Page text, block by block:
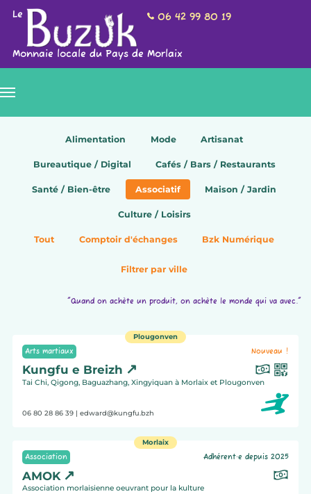
Le 06 42 99 80 19
Monnaie locale du Pays de Morlaix
Alimentation Mode Artisanat
Bureautique / Digital Cafés / Bars / Restaurants
Santé / Bien-être Associatif Maison / Jardin
Culture / Loisirs
Tout Comptoir d'échanges Bzk Numérique
Filtrer par ville
"Quand on achète un produit, on achète le monde qui va avec."
Plougonven
Arts martiaux
Nouveau !
Kungfu e Breizh
Tai Chi, Qigong, Baguazhang, Xingyiquan à Morlaix et Plougonven
06 80 28 86 39| edward@kungfu.bzh
Morlaix
Association
Adhérent·e depuis 2025
AMOK
Association morlaisienne oeuvrant pour la kulture